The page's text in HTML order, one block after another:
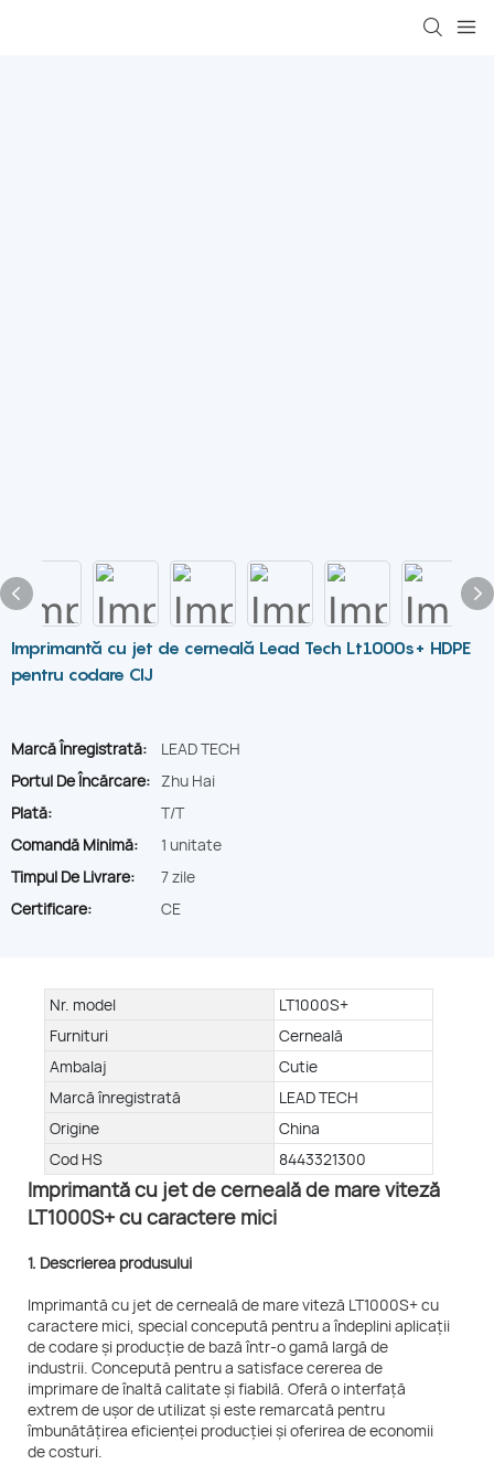
Imprimantă cu jet de cerneală Lead Tech Lt1000s+ HDPE
pentru codare CIJ
Marcă Înregistrată:
LEAD TECH
Portul De Încărcare: Zhu Hai
Plată:
T/T
Comandă Minimă:
1 unitate
Timpul De Livrare:
7 zile
Certificare:
CE
Nr. model
LT1000S+
Furnituri
Cerneală
Ambalaj
Cutie
Marcă înregistrată
LEAD TECH
Origine
China
Cod HS
8443321300
Imprimantă cu jet de cerneală de mare viteză
LT1000S+ cu caractere mici
1. Descrierea produsului
Imprimantă cu jet de cerneală de mare viteză LT1000S+ cu
caractere mici, special concepută pentru a îndeplini aplicații
de codare și producție de bază într-o gamă largă de
industrii. Concepută pentru a satisface cererea de
imprimare de înaltă calitate și fiabilă. Oferă o interfață
extrem de ușor de utilizat și este remarcată pentru
îmbunătățirea eficienței producției și oferirea de economii
de costuri.